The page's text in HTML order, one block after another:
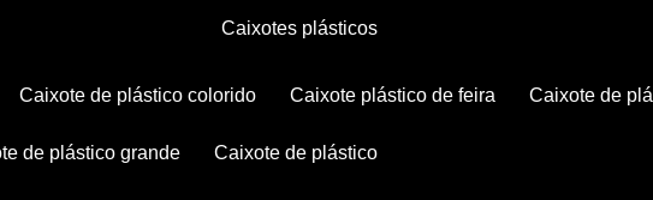
caixotes plásticos
caixote de plástico colorido caixote plástico de feira caixote de
de plástico grande caixote de plástico